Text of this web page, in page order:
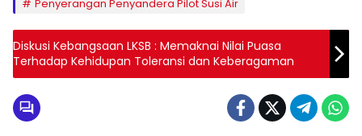
Penyerangan Penyandera Pilot Susi Air
Diskusi Kebangsaan LKSB : Memaknai Nilai Puasa
Terhadap Kehidupan Toleransi dan Keberagaman